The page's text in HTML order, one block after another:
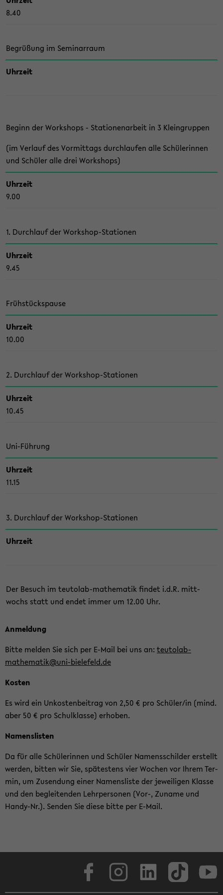
8.40
Be­grü­ßung im Se­mi­nar­raum
Uhr­zeit
Be­ginn der Work­shops - Sta­tio­nen­ar­beit in 3 Klein­grup­pen
(im Ver­lauf des Vor­mit­tags durch­lau­fen alle Schü­le­rin­nen
und Schü­ler alle drei Work­shops)
Uhr­zeit
9.00
1. Durch­lauf der Workshop-​Stationen
Uhr­zeit
9.45
Früh­stücks­pau­se
Uhr­zeit
10.00
2. Durch­lauf der Workshop-​Stationen
Uhr­zeit
10.45
Uni-​Führung
Uhr­zeit
11.15
3. Durch­lauf der Workshop-​Stationen
Uhr­zeit
Der Be­such im teutolab-​mathematik fin­det i.d.R. mitt­
wochs statt und endet immer um 12.00 Uhr.
An­mel­dung
Bitte mel­den Sie sich per E-​Mail bei uns an: teutolab-​
mathematik@uni-​bielefeld.de
Kos­ten
Es wird ein Un­kos­ten­bei­trag von 2,50 € pro Schü­ler/in (mind.
aber 50 € pro Schul­klas­se) er­ho­ben.
Na­mens­lis­ten
Da für alle Schü­le­rin­nen und Schü­ler Na­mens­schil­der er­stellt
wer­den, bit­ten wir Sie, spä­tes­tens vier Wo­chen vor Ihrem Ter­
min, um Zu­sen­dung einer Na­mens­lis­te der je­wei­li­gen Klas­se
und den be­glei­ten­den Lehr­per­so­nen (Vor-, Zu­na­me und
Handy-​Nr.). Sen­den Sie diese bitte per E-​Mail.
Face­book